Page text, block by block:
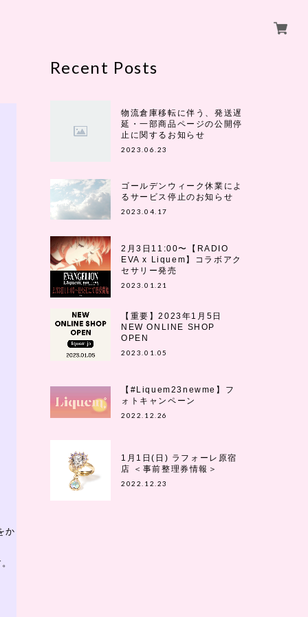
か
Recent Posts
物流倉庫移転に伴う、発送遅
延・一部商品ページの公開停
止に関するお知らせ
2023.06.23
ゴールデンウィーク休業によ
るサービス停止のお知らせ
2023.04.17
2月3日11:00〜【RADIO
EVA x Liquem】コラボアク
セサリー発売
2023.01.21
【重要】2023年1月5日
NEW ONLINE SHOP
OPEN
2023.01.05
【#Liquem23newme】フ
ォトキャンペーン
2022.12.26
1月1日(日) ラフォーレ原宿
店 ＜事前整理券情報＞
2022.12.23